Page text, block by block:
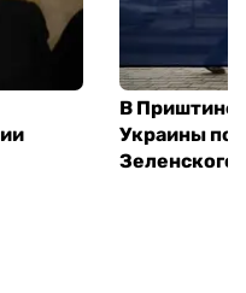
В Приштине
Украины
Зеленского